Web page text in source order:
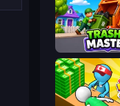
Trash Master